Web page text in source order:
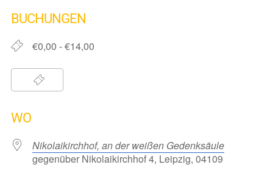
BUCHUNGEN
€0,00 - €14,00
WO
Nikolaikirchhof, an der weißen Gedenksäule
gegenüber Nikolaikirchhof 4, Leipzig, 04109